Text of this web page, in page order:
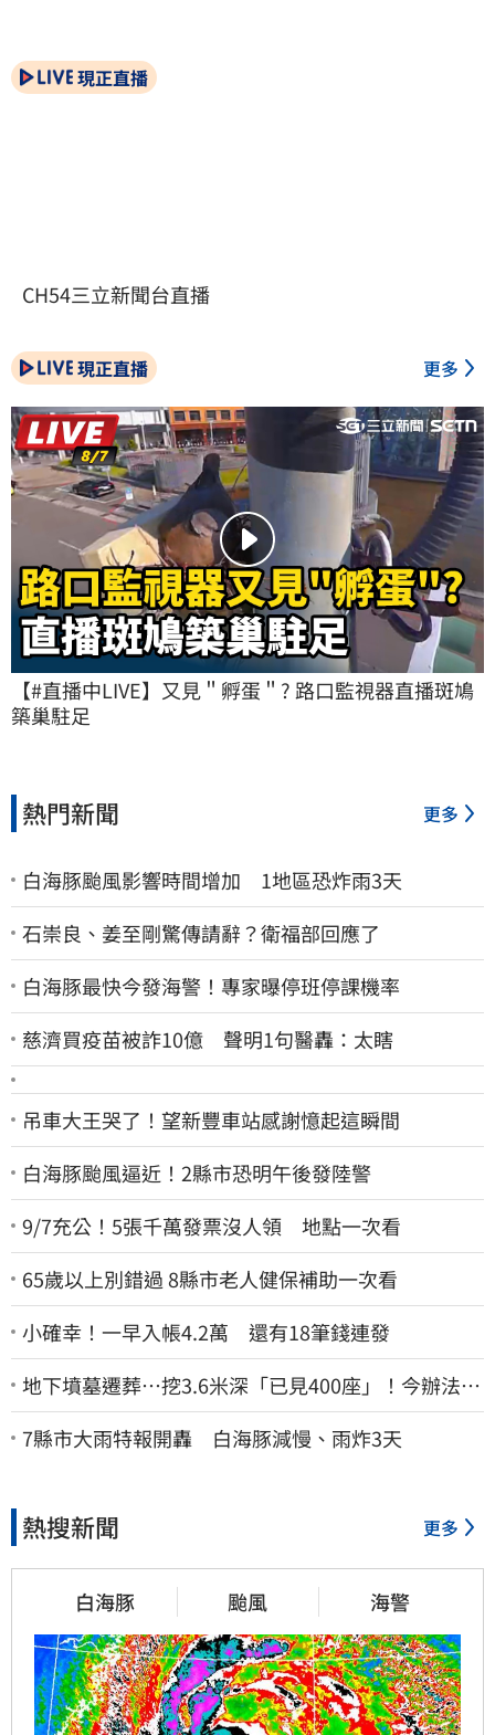
現正直播
CH54三立新聞台直播
現正直播 更多
【#直播中LIVE】又見＂孵蛋＂? 路口監視器直播斑鳩
築巢駐足
熱門新聞 更多
白海豚颱風影響時間增加 1地區恐炸雨3天
石崇良、姜至剛驚傳請辭？衛福部回應了
白海豚最快今發海警！專家曝停班停課機率
慈濟買疫苗被詐10億 聲明1句醫轟：太瞎
吊車大王哭了！望新豐車站感謝憶起這瞬間
白海豚颱風逼近！2縣市恐明午後發陸警
9/7充公！5張千萬發票沒人領 地點一次看
65歲以上別錯過 8縣市老人健保補助一次看
小確幸！一早入帳4.2萬 還有18筆錢連發
地下墳墓遷葬…挖3.6米深「已見400座」！今辦法會
安撫祖先
7縣市大雨特報開轟 白海豚減慢、雨炸3天
熱搜新聞 更多
白海豚 颱風 海警